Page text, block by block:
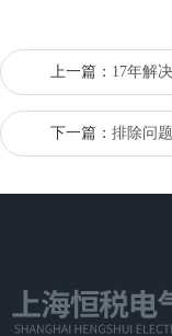
上一篇： 17年解
下一篇： 排除问